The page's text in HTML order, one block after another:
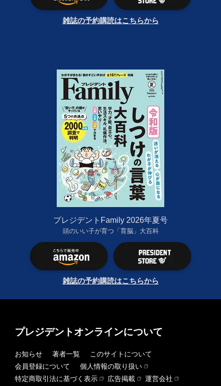
雑誌の予約購読はこちらから
プレジデントFamily 2026年夏号
頭のいい子が育つ「育脳」大百科
雑誌の予約購読はこちらから
プレジデントオンラインについて
お知らせ 著者一覧
このサイトについて
会員登録について
個人情報の取り扱い
特定商取引法に基づく表示
広告掲載
運営会社